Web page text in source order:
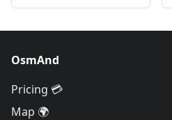
OsmAnd
Pricing 💳
Map 🌍